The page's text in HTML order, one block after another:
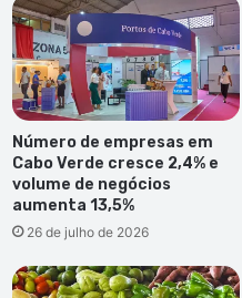
Número de empresas em
Cabo Verde cresce 2,4% e
volume de negócios
aumenta 13,5%
26 de julho de 2026